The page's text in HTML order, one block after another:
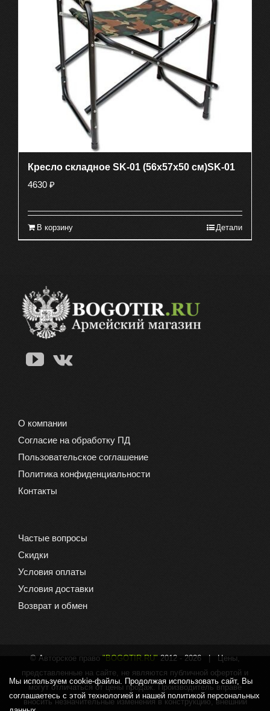
Кресло складное SK-01 (56х57х50 см)SK-01
4630 ₽
В корзину Детали
О компании
Согласие на обработку ПД
Пользовательское соглашение
Политика конфиденциальности
Контакты
Частые вопросы
Скидки
Условия оплаты
Условия доставки
Возврат и обмен
© Авторское право "BOGOTIR.RU" 2012 - 2026 | Цены,
представленные на сайте, не являются публичной офертой и
могут отличаться от цены продаж. Производитель вправе
вносить незначительные изменения в конструкцию, внешний
Мы используем cookie-файлы. Продолжая использовать сайт, Вы
соглашаетесь с этой технологией и нашей политикой персональных